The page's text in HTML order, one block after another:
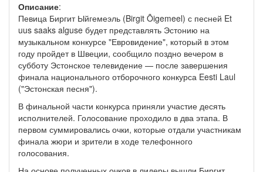
Описание:
Певица Биргит Ыйгемеэль (Birgit Õigemeel) с песней Et
uus saaks alguse будет представлять Эстонию на
музыкальном конкурсе "Евровидение", который в этом
году пройдет в Швеции, сообщило поздно вечером в
субботу Эстонское телевидение — после завершения
финала национального отборочного конкурса Eesti Laul
("Эстонская песня").
В финальной части конкурса приняли участие десять
исполнителей. Голосование проходило в два этапа. В
первом суммировались очки, которые отдали участникам
финала жюри и зрители в ходе телефонного
голосования.